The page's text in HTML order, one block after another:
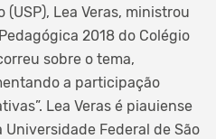
Lea Veras, ministrou
2018 do Colégio
sobre o tema,
a participação
Lea Veras é piauiense
Federal de São